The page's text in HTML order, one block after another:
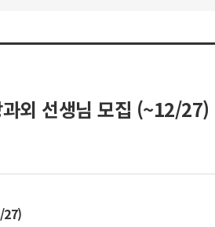
외 선생님 모집 (~12/27)
27)